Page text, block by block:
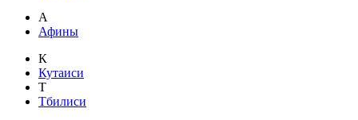
А
Афины
К
Кутаиси
Т
Тбилиси